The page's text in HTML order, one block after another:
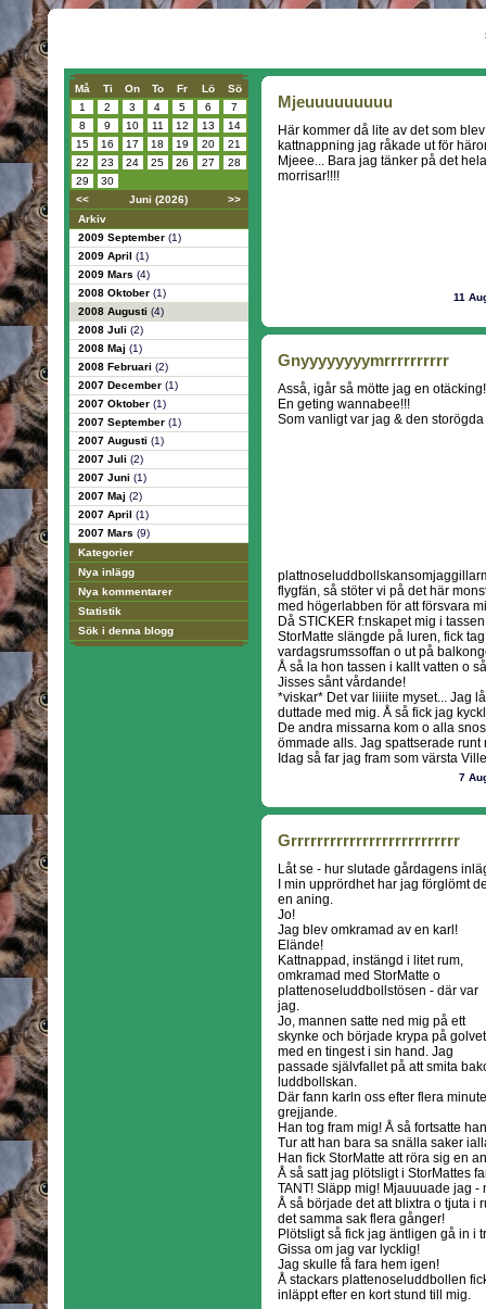
Må Ti On To Fr Lö
Sö
1
2 3 4 5 6
7
8
9 10 11 12 13
14
15
16 17 18 19 20
21
22
23 24 25 26 27
28
29
30
<<
Juni (2026)
>>
Arkiv
2009 September (1)
2009 April (1)
2009 Mars (4)
2008 Oktober (1)
2008 Augusti (4)
2008 Juli (2)
2008 Maj (1)
2008 Februari (2)
2007 December (1)
2007 Oktober (1)
2007 September (1)
2007 Augusti (1)
2007 Juli (2)
2007 Juni (1)
2007 Maj (2)
2007 April (1)
2007 Mars (9)
Kategorier
Nya inlägg
Nya kommentarer
Statistik
Sök i denna blogg
Mjeuuuuuuuuu
Här kommer då lite av det som
kattnappning jag råkade ut för
Mjeee... Bara jag tänker på det
morrisar!!!!
11
Gnyyyyyyyymrrrrrrrrrr
Asså, igår så mötte jag en otäcking!
En geting wannabee!!!
Som vanligt var jag & den storögda
flygfän, så stöter vi på det här
med högerlabben för att försvara
Då STICKER f:nskapet mig i
StorMatte slängde på luren, fick
vardagsrumssoffan o ut på
Å så la hon tassen i kallt vatten o
Jisses sånt vårdande!
*viskar* Det var liiiite myset... Jag
duttade med mig. Å så fick jag
De andra missarna kom o alla
ömmade alls. Jag spattserade
Idag så far jag fram som värsta
7
Grrrrrrrrrrrrrrrrrrrrrrrrrr
Låt se - hur slutade gårdagens
I min upprördhet har jag förglömt
en aning.
Jo!
Jag blev omkramad av en karl!
Elände!
Kattnappad, instängd i litet rum,
omkramad med StorMatte o
plattenoseluddbollstösen - där var
jag.
Jo, mannen satte ned mig på ett
skynke och började krypa på golvet
med en tingest i sin hand. Jag
passade självfallet på att smita
luddbollskan.
Där fann karln oss efter flera
grejjande.
Han tog fram mig! Å så fortsatte
Tur att han bara sa snälla saker
Han fick StorMatte att röra sig en
Å så satt jag plötsligt i StorMattes
TANT! Släpp mig! Mjauuuade jag -
Å så började det att blixtra o tjuta i
det samma sak flera gånger!
Plötsligt så fick jag äntligen gå in i
Gissa om jag var lycklig!
Jag skulle få fara hem igen!
Å stackars plattenoseluddbollen
inläppt efter en kort stund till mig.